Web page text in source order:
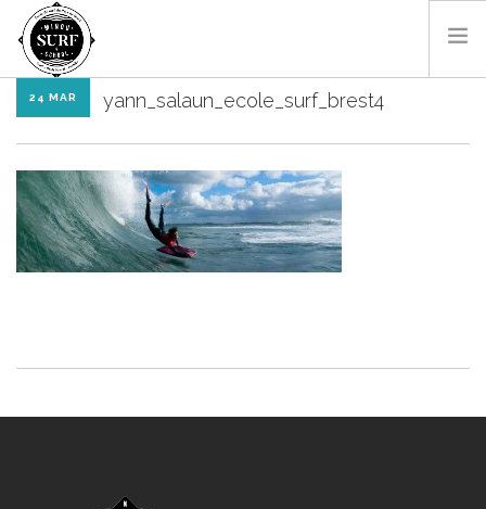
SURF & BODYBOARD
PADDLE
LES MONITEURS
LOCATIONS
SHOP
24 MAR yann_salaun_ecole_surf_brest4